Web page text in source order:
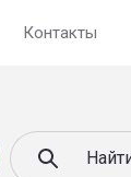
Контакты